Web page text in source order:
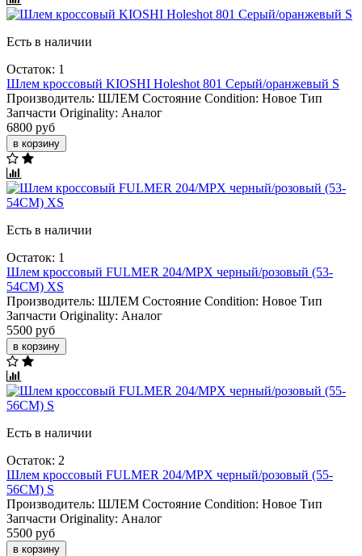
Есть в наличии
Остаток: 1
Шлем кроссовый KIOSHI Holeshot 801 Серый/оранжевый S
Производитель: ШЛЕМ Состояние Condition: Новое Тип
Запчасти Originality: Аналог
6800 руб
в корзину
Есть в наличии
Остаток: 1
Шлем кроссовый FULMER 204/MPX черный/розовый (53-
54CM) XS
Производитель: ШЛЕМ Состояние Condition: Новое Тип
Запчасти Originality: Аналог
5500 руб
в корзину
Есть в наличии
Остаток: 2
Шлем кроссовый FULMER 204/MPX черный/розовый (55-
56CM) S
Производитель: ШЛЕМ Состояние Condition: Новое Тип
Запчасти Originality: Аналог
5500 руб
в корзину